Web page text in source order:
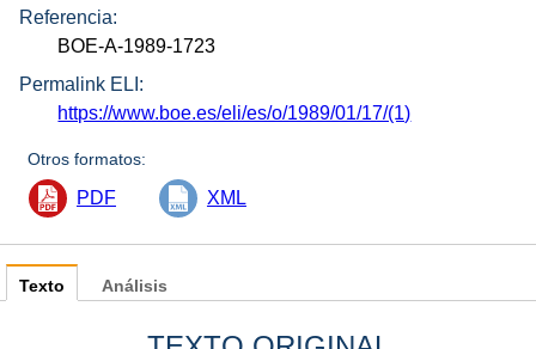
Referencia:
BOE-A-1989-1723
Permalink ELI:
https://www.boe.es/eli/es/o/1989/01/17/(1)
Otros formatos:
PDF XML
Texto Análisis